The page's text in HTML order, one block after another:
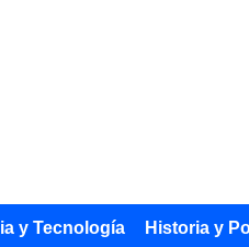
y Tecnología Historia y